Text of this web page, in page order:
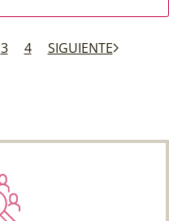
3 4 SIGUIENTE